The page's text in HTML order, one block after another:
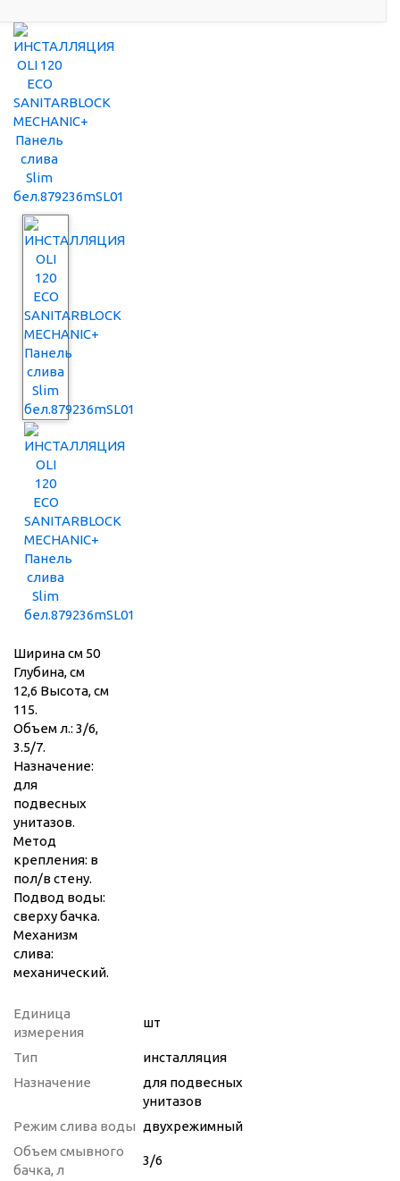
Ширина см 50
Глубина, см
12,6 Высота, см
115.
Объем л.: 3/6,
3.5/7.
Назначение:
для
подвесных
унитазов.
Метод
крепления: в
пол/в стену.
Подвод воды:
сверху бачка.
Механизм
слива:
механический.
Единица
измерения
шт
Тип
инсталляция
Назначение
для подвесных
унитазов
Режим слива воды двухрежимный
Объем смывного
бачка, л
3/6